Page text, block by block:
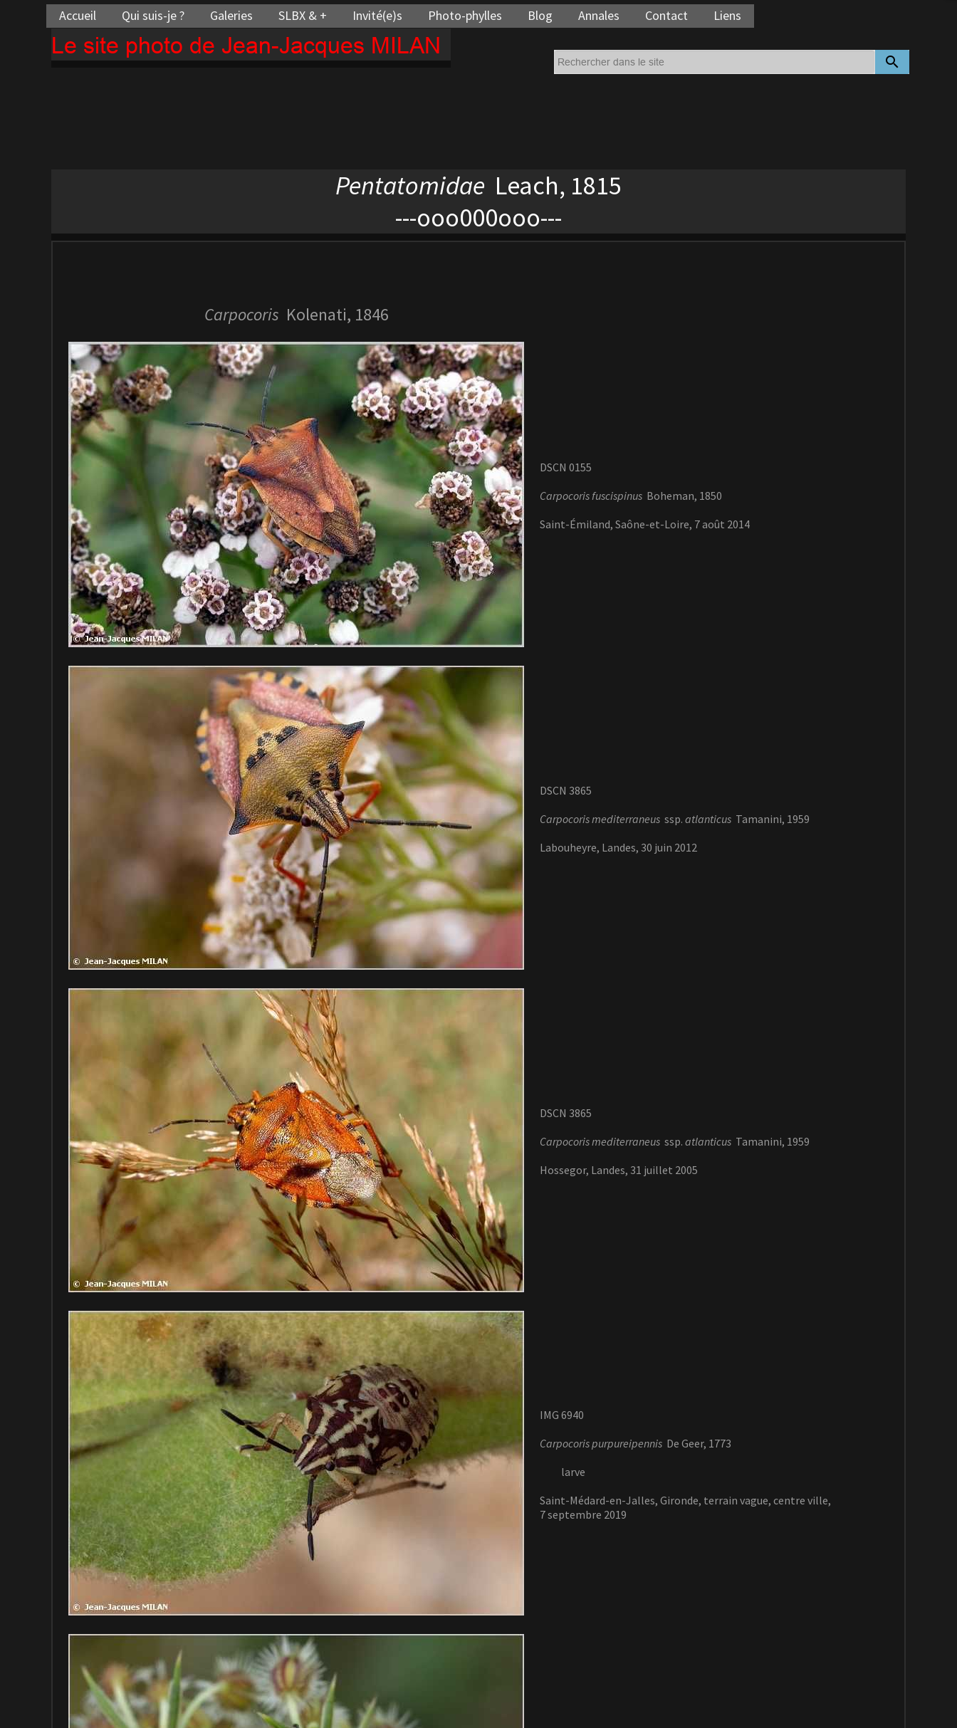
Le site photo de Jean-Jacques MILAN
Accueil Qui suis-je ? Galeries SLBX & + Invité(e)s Photo-phylles Blog Annales Contact Liens
search
Pentatomidae Leach, 1815
---ooo000ooo---
Carpocoris Kolenati, 1846
DSCN 0155
Carpocoris fuscispinus Boheman, 1850
Saint-Émiland, Saône-et-Loire, 7 août 2014
DSCN 3865
Carpocoris mediterraneus ssp. atlanticus Tamanini, 1959
Labouheyre, Landes, 30 juin 2012
DSCN 3865
Carpocoris mediterraneus ssp. atlanticus Tamanini, 1959
Hossegor, Landes, 31 juillet 2005
IMG 6940
Carpocoris purpureipennis De Geer, 1773
larve
Saint-Médard-en-Jalles, Gironde, terrain vague, centre ville,
7 septembre 2019